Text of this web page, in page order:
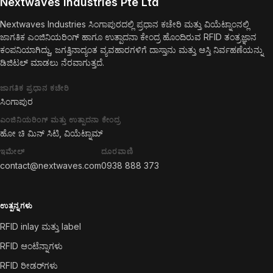
Nextwaves Industries ಸಿಂಗಾಪುರದಲ್ಲಿ ಪ್ರಧಾನ ಕಚೇರಿ ಮತ್ತು ವಿಯೆಟ್ನಾಂನಲ್ಲಿ
ಜಾಗತಿಕ ಎಂಜಿನಿಯರಿಂಗ್ ಹಾಗೂ ಉತ್ಪಾದನಾ ಕೇಂದ್ರ ಹೊಂದಿರುವ RFID ತಂತ್ರಜ್ಞಾನ
ಕಂಪನಿಯಾಗಿದ್ದು, ಜಗತ್ತಿನಾದ್ಯಂತ ವ್ಯವಹಾರಗಳಿಗೆ ದಾಸ್ತಾನು ಮತ್ತು ಆಸ್ತಿ ನಿರ್ವಹಣೆಯನ್ನು
ಡಿಜಿಟಲ್ ಮಾಡಲು ನೆರವಾಗುತ್ತದೆ.
ಜಾಗತಿಕ ಪ್ರಧಾನ ಕಚೇರಿ
ಸಿಂಗಾಪುರ
ಎಂಜಿನಿಯರಿಂಗ್ ಮತ್ತು ಉತ್ಪಾದನಾ ಕೇಂದ್ರ
ಹೋ ಚಿ ಮಿನ್ ಸಿಟಿ, ವಿಯೆಟ್ನಾಮ್
ಇಮೇಲ್
contact@nextwaves.com
ದೂರವಾಣಿ
0938 888 373
ಉತ್ಪನ್ನಗಳು
RFID inlay ಮತ್ತು label
RFID ಆಂಟೆನ್ನಾಗಳು
RFID ರೀಡರ್‌ಗಳು